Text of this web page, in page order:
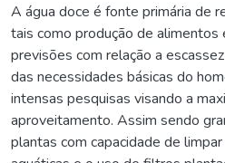
A água doce é fonte primária de
tais como produção de alimentos
previsões com relação a
das necessidades básicas do
intensas pesquisas visando a
aproveitamento. Assim sendo
plantas com capacidade de